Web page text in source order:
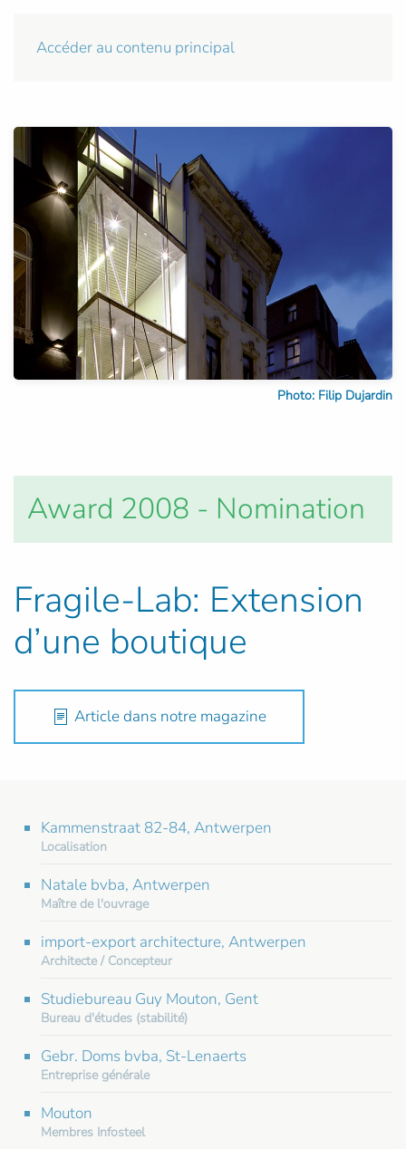
Accéder au contenu principal
Photo: Filip Dujardin
Award 2008 - Nomination
Fragile-Lab: Extension
d’une boutique
Article dans notre magazine
Kammenstraat 82-84, Antwerpen
Localisation
Natale bvba, Antwerpen
Maître de l'ouvrage
import-export architecture, Antwerpen
Architecte / Concepteur
Studiebureau Guy Mouton, Gent
Bureau d'études (stabilité)
Gebr. Doms bvba, St-Lenaerts
Entreprise générale
Mouton
Membres Infosteel